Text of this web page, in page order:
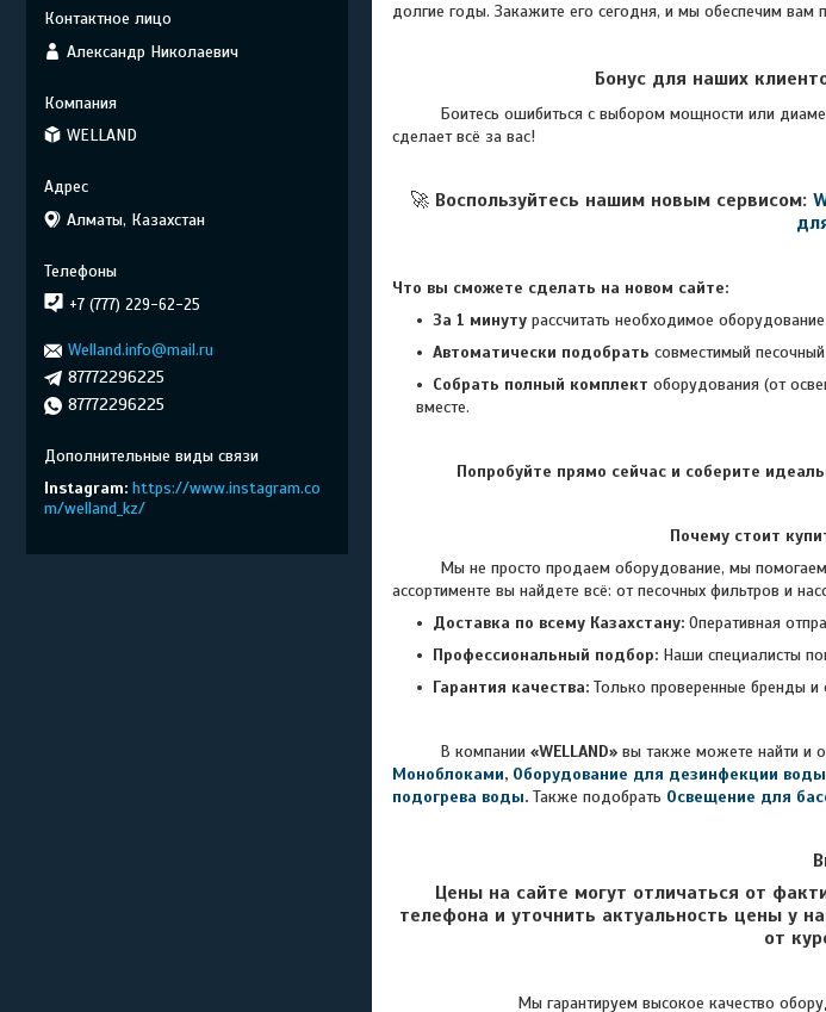
долгие годы. Закажите его сегодня, и мы обеспечим вам
Бонус для наших
Боитесь ошибиться с выбором мощности или
сделает всё за вас!
🚀 Воспользуйтесь нашим новым сервисом:
Что вы сможете сделать на новом сайте:
За 1 минуту рассчитать необходимое
Автоматически подобрать совместимый
Собрать полный комплект оборудования (от
вместе.
Попробуйте прямо сейчас и соберите
Почему стоит
Мы не просто продаем оборудование, мы помогаем
ассортименте вы найдете всё: от песочных фильтров и
Доставка по всему Казахстану: Оперативная
Профессиональный подбор: Наши специалисты
Гарантия качества: Только проверенные бренды и
В компании «WELLAND» вы также можете найти и
Моноблоками, Оборудование для дезинфекции воды
подогрева воды. Также подобрать Освещение для
Цены на сайте могут отличаться от
телефона и уточнить актуальность цены у
от
Мы гарантируем высокое качество
Александр Николаевич
WELLAND
Алматы, Казахстан
+7 (777) 229-62-25
Welland.info@mail.ru
87772296225
87772296225
Instagram https://www.instagram.co
m/welland_kz/